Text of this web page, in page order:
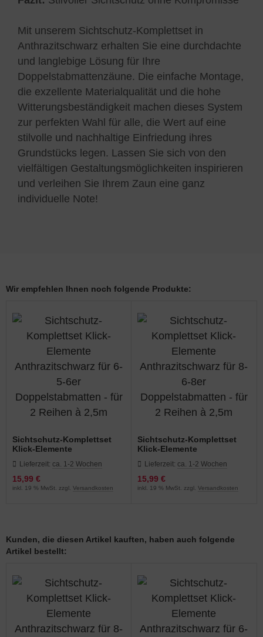
Mit unserem Sichtschutz-Komplettset in
Anthrazitschwarz erhalten Sie eine durchdachte
und langlebige Lösung für Ihre
Doppelstabmattenzäune. Die einfache Montage,
die exzellente Materialqualität und die hohe
Witterungsbeständigkeit machen dieses System
zur perfekten Wahl für alle, die Wert auf eine
stilvolle und nachhaltige Einfriedung ihres
Grundstücks legen. Lassen Sie sich von den
vielfältigen Gestaltungsmöglichkeiten inspirieren
und verleihen Sie Ihrem Zaun eine ganz
individuelle Note!
Wir empfehlen Ihnen noch folgende Produkte:
Sichtschutz-Komplettset
Klick-Elemente
Doppelstabmatten - für 2
Reihen à 2,5m
Lieferzeit: ca. 1-2 Wochen
15,99 €
inkl. 19 % MwSt. zzgl. Versandkosten
Sichtschutz-Komplettset
Klick-Elemente
Doppelstabmatten - für 2
Reihen à 2,5m
Lieferzeit: ca. 1-2 Wochen
15,99 €
inkl. 19 % MwSt. zzgl. Versandkosten
Kunden, die diesen Artikel kauften, haben auch folgende
Artikel bestellt: